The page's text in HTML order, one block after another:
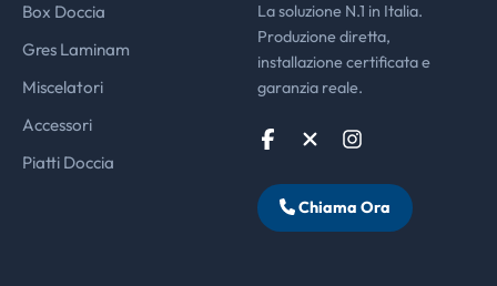
Box Doccia
Gres Laminam
Miscelatori
Accessori
Piatti Doccia
La soluzione N.1 in Italia.
Produzione diretta,
installazione certificata e
garanzia reale.
Chiama Ora